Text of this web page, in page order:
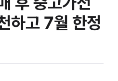
하고 7월 한정